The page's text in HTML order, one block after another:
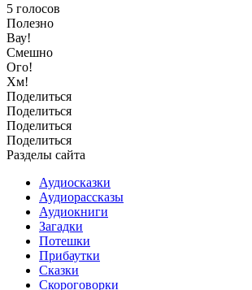
5 голосов
Полезно
Вау!
Смешно
Ого!
Хм!
Поделиться
Поделиться
Поделиться
Поделиться
Разделы сайта
Аудиосказки
Аудиорассказы
Аудиокниги
Загадки
Потешки
Прибаутки
Сказки
Скороговорки